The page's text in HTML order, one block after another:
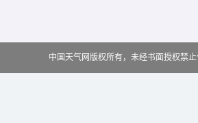
中国天气网版权所有，未经书面授权